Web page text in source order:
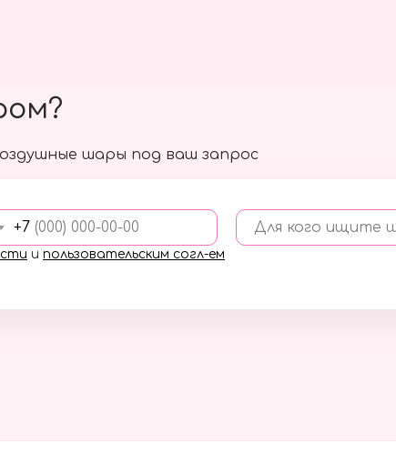
шары под ваш запрос
+7 Для кого ищите
и пользовательским согл-ем